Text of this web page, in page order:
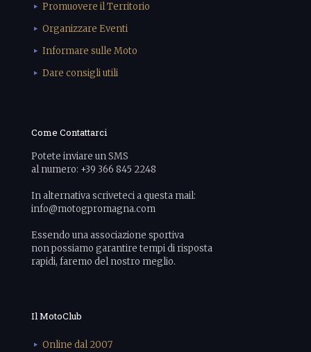
Promuovere il Territorio
Organizzare Eventi
Informare sulle Moto
Dare consigli utili
Come Contattarci
Potete inviare un SMS
al numero: +39 366 845 2248
In alternativa scriveteci a questa mail:
info@motogpromagna.com
Essendo una associazione sportiva
non possiamo garantire tempi di risposta
rapidi, faremo del nostro meglio.
Il MotoClub
Online dal 2007